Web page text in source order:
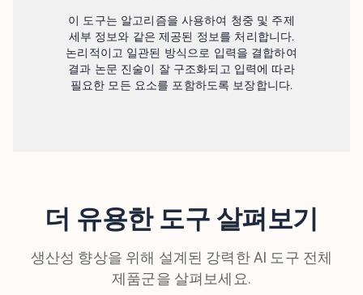
이 도구는 알고리즘을 사용하여 청중 및 주제
세부 정보와 같은 제공된 정보를 처리합니다.
논리적이고 일관된 방식으로 입력을 결합하여
결과 논문 진술이 잘 구조화되고 입력에 따라
필요한 모든 요소를 ​​포함하도록 보장합니다.
더 유용한 도구 살펴보기
생산성 향상을 위해 설계된 강력한 AI 도구 전체
제품군을 살펴보세요.